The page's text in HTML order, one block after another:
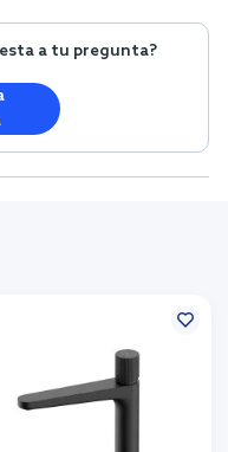
a tu pregunta?